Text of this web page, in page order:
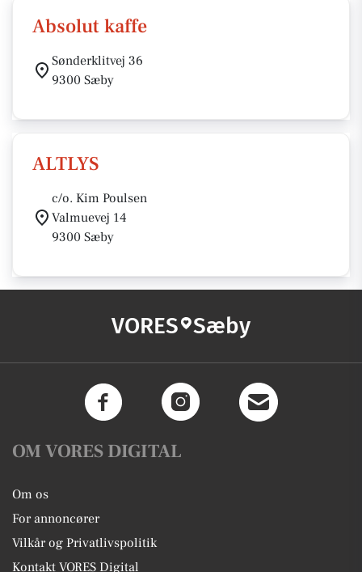
Absolut kaffe
Sønderklitvej 36
9300 Sæby
ALTLYS
c/o. Kim Poulsen
Valmuevej 14
9300 Sæby
VORES Sæby
OM VORES DIGITAL
Om os
For annoncører
Vilkår og Privatlivspolitik
Kontakt VORES Digital